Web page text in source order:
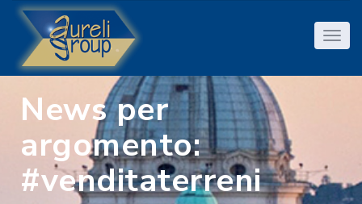
News per
argomento:
#venditaterreni